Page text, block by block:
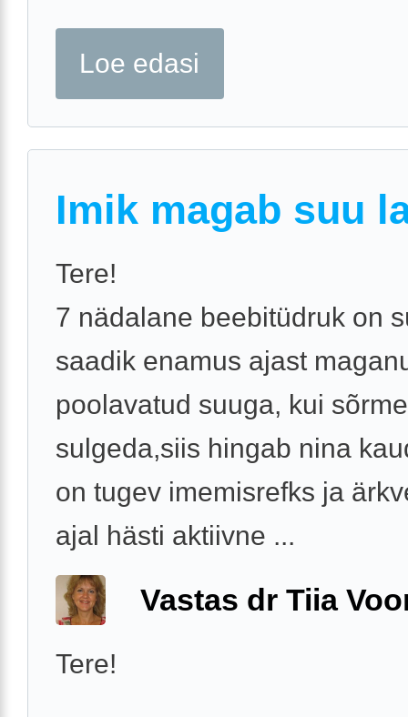
Loe edasi
Imik magab suu
Tere!
7 nädalane beebitüdruk on
saadik enamus ajast
poolavatud suuga, kui
sulgeda,siis hingab nina
on tugev imemisrefks ja
ajal hästi aktiivne ...
Vastas dr Tiia
Tere!